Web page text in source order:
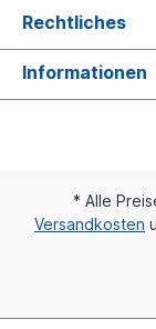
mehrere
gelbe Kabel
nachdem
eingestellt
Rechtliches
Informationen
* Alle
Versandkosten